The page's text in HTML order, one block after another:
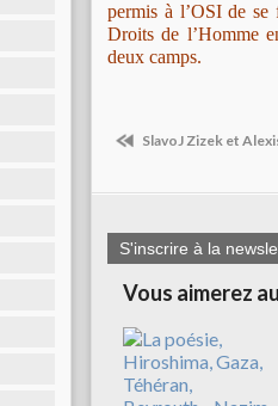
permis à l’OSI de
Droits de l’Homme
deux camps.
SlavoJ Zizek et
S'inscrire à la
Vous aimerez